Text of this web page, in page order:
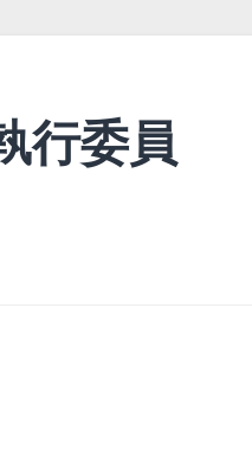
行委員